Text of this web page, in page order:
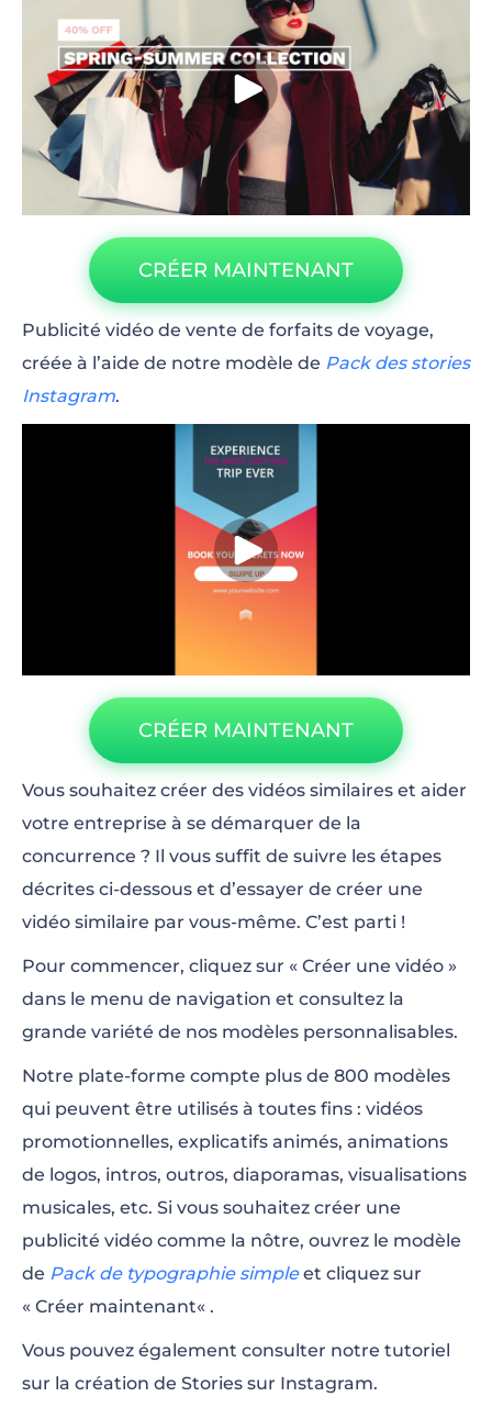
CRÉER MAINTENANT
Publicité vidéo de vente de forfaits de voyage,
créée à l’aide de notre modèle de Pack des stories
Instagram.
CRÉER MAINTENANT
Vous souhaitez créer des vidéos similaires et aider
votre entreprise à se démarquer de la
concurrence ? Il vous suffit de suivre les étapes
décrites ci-dessous et d’essayer de créer une
vidéo similaire par vous-même. C’est parti !
Pour commencer, cliquez sur « Créer une vidéo »
dans le menu de navigation et consultez la
grande variété de nos modèles personnalisables.
Notre plate-forme compte plus de 800 modèles
qui peuvent être utilisés à toutes fins : vidéos
promotionnelles, explicatifs animés, animations
de logos, intros, outros, diaporamas, visualisations
musicales, etc. Si vous souhaitez créer une
publicité vidéo comme la nôtre, ouvrez le modèle
de Pack de typographie simpleet cliquez sur
« Créer maintenant« .
Vous pouvez également consulter notre tutoriel
sur la création de Stories sur Instagram.